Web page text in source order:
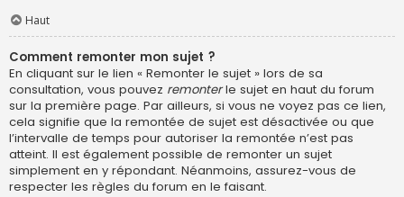
Haut
Comment remonter mon sujet ?
En cliquant sur le lien « Remonter le sujet » lors de sa
consultation, vous pouvez remonterle sujet en haut du forum
sur la première page. Par ailleurs, si vous ne voyez pas ce lien,
cela signifie que la remontée de sujet est désactivée ou que
l’intervalle de temps pour autoriser la remontée n’est pas
atteint. Il est également possible de remonter un sujet
simplement en y répondant. Néanmoins, assurez-vous de
respecter les règles du forum en le faisant.